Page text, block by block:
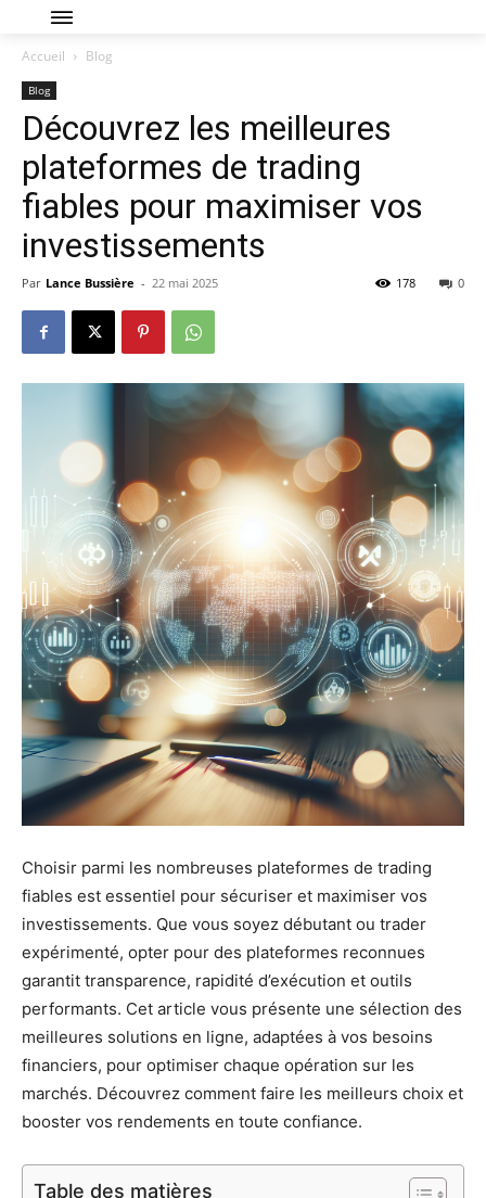
Accueil Blog
Blog
Découvrez les meilleures
plateformes de trading
fiables pour maximiser vos
investissements
Par Lance Bussière - 22 mai 2025 0
178
Choisir parmi les nombreuses plateformes de trading
fiables est essentiel pour sécuriser et maximiser vos
investissements. Que vous soyez débutant ou trader
expérimenté, opter pour des plateformes reconnues
garantit transparence, rapidité d’exécution et outils
performants. Cet article vous présente une sélection des
meilleures solutions en ligne, adaptées à vos besoins
financiers, pour optimiser chaque opération sur les
marchés. Découvrez comment faire les meilleurs choix et
booster vos rendements en toute confiance.
Table des matières